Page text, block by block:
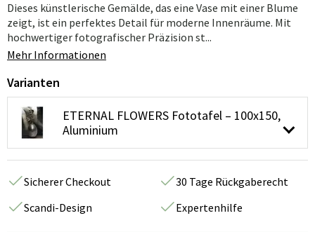
Dieses künstlerische Gemälde, das eine Vase mit einer Blume
zeigt, ist ein perfektes Detail für moderne Innenräume. Mit
hochwertiger fotografischer Präzision st...
Mehr Informationen
Varianten
ETERNAL FLOWERS Fototafel – 100x150,
Aluminium
Sicherer Checkout
30 Tage Rückgaberecht
Scandi-Design
Expertenhilfe